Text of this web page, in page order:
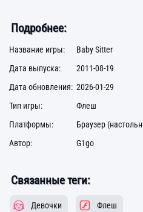
Подробнее:
Название игры:
Baby Sitter
Дата выпуска:
2011-08-19
Дата обновления: 2026-01-29
Тип игры:
Флеш
Платформы:
Браузер
Автор:
G1go
Связанные теги:
Девочки Флеш